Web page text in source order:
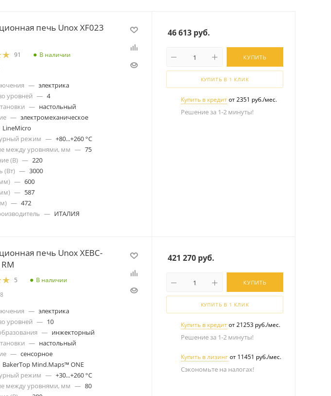
печь Unox XF023
91
В наличии
— электрика
уровней — 4
— настольный
— электромеханическое
LineMicro
режим — +80...+260 °C
между уровнями, мм — 75
(В) — 220
(Вт) — 3000
— 600
— 587
— 472
— ИТАЛИЯ
46 613 руб.
КУПИТЬ
КУПИТЬ В 1 КЛИК
Купить в кредитот 2351 руб./мес.
Решение за 1-2 минуты!
печь Unox XEBC-
5
В наличии
— электрика
уровней — 10
— инжекторный
— настольный
— сенсорное
BakerTop Mind.Maps™ ONE
режим — +30...+260 °C
между уровнями, мм — 80
421 270 руб.
КУПИТЬ
КУПИТЬ В 1 КЛИК
Купить в кредитот 21253 руб./мес.
Решение за 1-2 минуты!
Купить в лизинг от 11451 руб./мес.
Сэкономьте на налогах!